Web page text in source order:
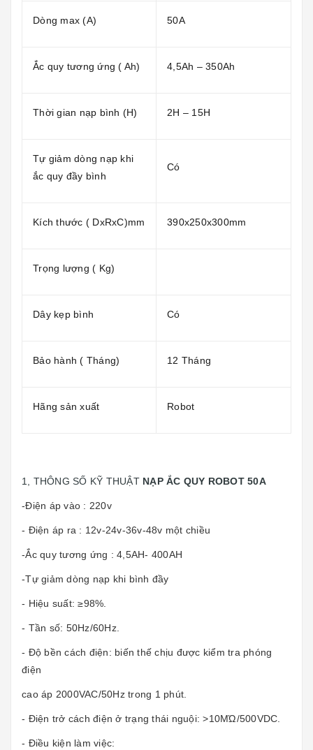
Dòng max (A) 50A
Ắc quy tương ứng ( Ah) 4,5Ah – 350Ah
Thời gian nạp bình (H) 2H – 15H
Tự giảm dòng nạp khi
ắc quy đầy bình
Có
Kích thước ( DxRxC)mm 390x250x300mm
Trọng lượng ( Kg)
Dây kẹp bình Có
Bảo hành ( Tháng) 12 Tháng
Hãng sản xuất Robot
1, THÔNG SỐ KỸ THUẬT NẠP ẮC QUY ROBOT 50A
-Điện áp vào : 220v
- Điện áp ra : 12v-24v-36v-48v một chiều
-Ắc quy tương ứng : 4,5AH- 400AH
-Tự giảm dòng nạp khi bình đầy
- Hiệu suất: ≥98%.
- Tần số: 50Hz/60Hz.
- Độ bền cách điện: biến thế chịu được kiểm tra phóng
điện
cao áp 2000VAC/50Hz trong 1 phút.
- Điện trở cách điện ở trạng thái nguội: >10MΏ/500VDC.
- Điều kiện làm việc: